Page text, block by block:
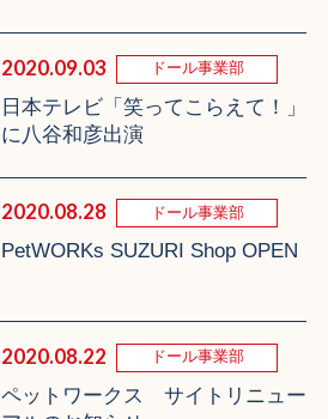
2020.09.03 ドール事業部
日本テレビ「笑ってこらえて！」
に八谷和彦出演
2020.08.28 ドール事業部
PetWORKs SUZURI Shop OPEN
2020.08.22 ドール事業部
ペットワークス サイトリニュー